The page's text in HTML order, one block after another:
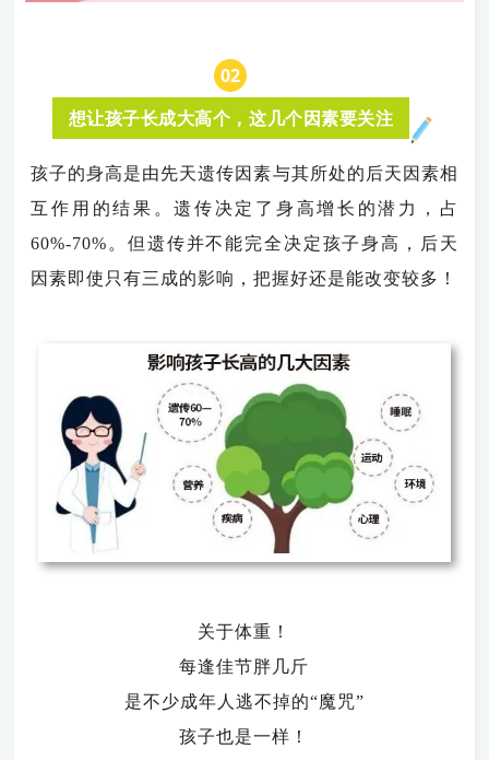
02
想让孩子长成大高个，这几个因素要关注
孩子的身高是由先天遗传因素与其所处的后天因素相
互作用的结果。遗传决定了身高增长的潜力，占
60%-70%。但遗传并不能完全决定孩子身高，后天
因素即使只有三成的影响，把握好还是能改变较多！
关于体重！
每逢佳节胖几斤
是不少成年人逃不掉的“魔咒”
孩子也是一样！